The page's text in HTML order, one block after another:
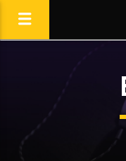
[Il n'y a pas de stations de